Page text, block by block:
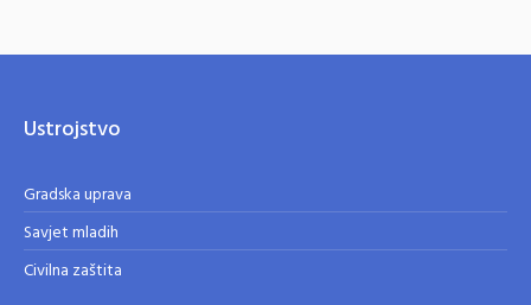
Ustrojstvo
Gradska uprava
Savjet mladih
Civilna zaštita